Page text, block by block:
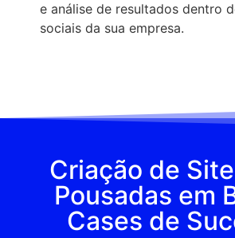
e análise de resultados dentro
sociais da sua empresa.
Criação de
Pousadas em
Cases de